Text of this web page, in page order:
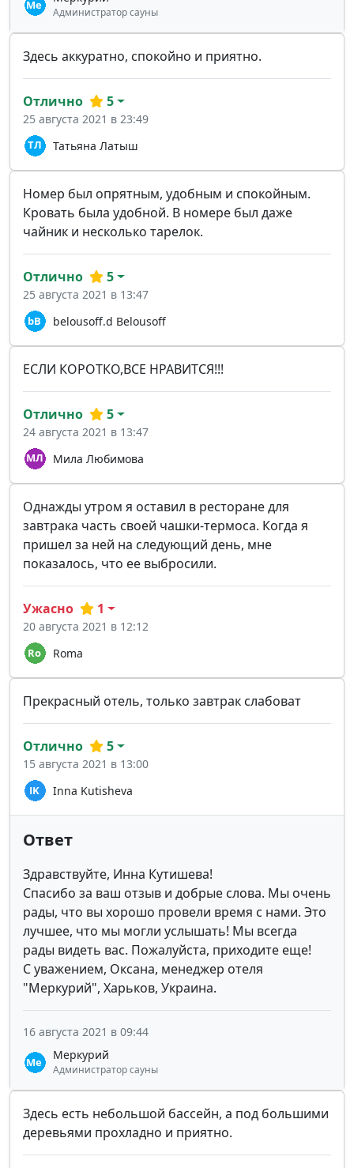
Администратор сауны
Здесь аккуратно, спокойно и приятно.
Татьяна Латыш
Отлично 5
25 августа 2021 в 23:49
Номер был опрятным, удобным и спокойным.
Кровать была удобной. В номере был даже
чайник и несколько тарелок.
belousoff.d Belousoff
Отлично 5
25 августа 2021 в 13:47
ЕСЛИ КОРОТКО,ВСЕ НРАВИТСЯ!!!
Мила Любимова
Отлично 5
24 августа 2021 в 13:47
Однажды утром я оставил в ресторане для
завтрака часть своей чашки-термоса. Когда я
пришел за ней на следующий день, мне
показалось, что ее выбросили.
Roma
Ужасно 1
20 августа 2021 в 12:12
Прекрасный отель, только завтрак слабоват
Inna Kutisheva
Отлично 5
15 августа 2021 в 13:00
Ответ
Здравствуйте, Инна Кутишева!
Спасибо за ваш отзыв и добрые слова. Мы очень
рады, что вы хорошо провели время с нами. Это
лучшее, что мы могли услышать! Мы всегда
рады видеть вас. Пожалуйста, приходите еще!
С уважением, Оксана, менеджер отеля
"Меркурий", Харьков, Украина.
Меркурий
Администратор сауны
16 августа 2021 в 09:44
Здесь есть небольшой бассейн, а под большими
деревьями прохладно и приятно.